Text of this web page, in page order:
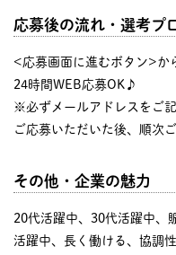
応募後の流れ・選考プ
<応募画面に進むボタン>か
24時間WEB応募OK♪
※必ずメールアドレスをご
ご応募いただいた後、順次
その他・企業の魅力
20代活躍中、30代活躍中、
活躍中、長く働ける、協調